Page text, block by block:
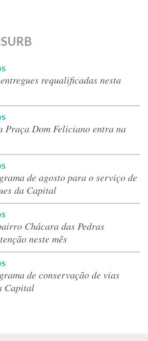
requalificadas nesta
Praça Dom Feliciano entra na
de agosto para o serviço de
da Capital
Chácara das Pedras
neste mês
de conservação de vias
Capital